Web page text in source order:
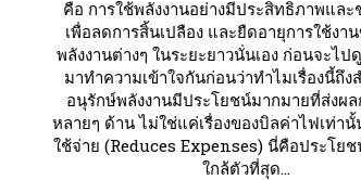
คือ การใช้พลังงานอย่างมีประสิทธิภาพแล
เพื่อลดการสิ้นเปลือง และยืดอายุการใช้งา
พลังงานต่างๆ ในระยะยาวนั่นเอง ก่อนจะไปดูวิธีการ เรา
มาทำความเข้าใจกันก่อนว่าทำไมเรื่องนี้ถึ
อนุรักษ์พลังงานมีประโยชน์มากมายที่ส่งผ
หลายๆ ด้าน ไม่ใช่แค่เรื่องของบิลค่าไฟเท่านั้น ช่วยลด
ใช้จ่าย (Reduces Expenses) นี่คือประโยชน์ที่สัมผัสได้
ใกล้ตัวที่สุด...